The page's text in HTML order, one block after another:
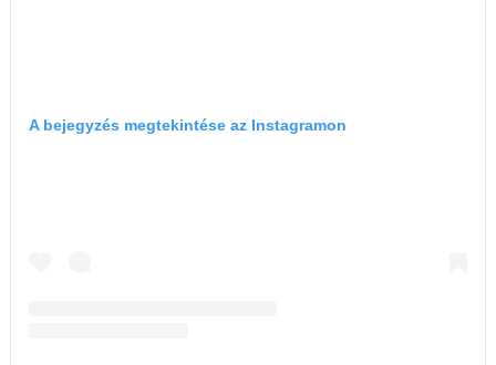
A bejegyzés megtekintése az Instagramon